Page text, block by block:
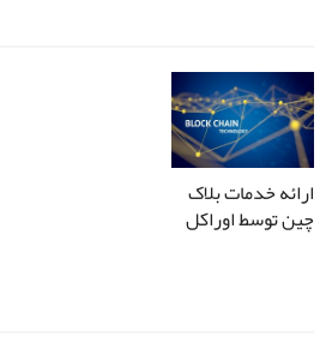
ارائه خدمات بلاک
چین توسط اوراکل